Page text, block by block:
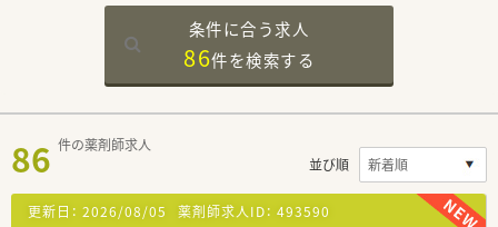
条件に合う求人
86件を検索する
86 件の薬剤師求人
並び順
更新日： 2026/08/05 薬剤師求人ID： 493590